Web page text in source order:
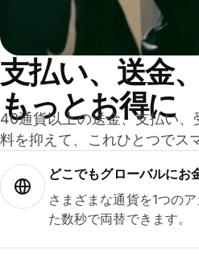
支払い、送金
もっとお得に
40通貨以上の送金、支払い、
料を抑えて、これひとつでス
どこでもグ⁠ロ⁠ー⁠バ⁠ルにお
さまざまな通貨を1つの
た数秒で両替できます。